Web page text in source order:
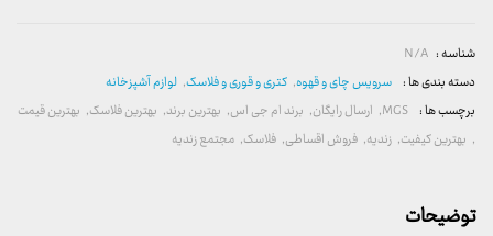
شناسه : N/A
دسته بندی ها : سرویس چای و قهوه, کتری و قوری و فلاسک, لوازم آشپزخانه
برچسب ها : MGS
, ارسال رایگان, برند ام جی اس, بهترین برند, بهترین فلاسک, بهترین قیمت
, بهترین کیفیت, زندیه, فروش اقساطی, فلاسک, مجتمع زندیه
توضیحات